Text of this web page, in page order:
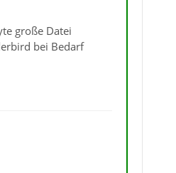
große Datei
bei Bedarf